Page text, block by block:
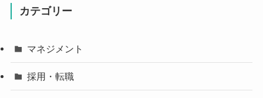
カテゴリー
マネジメント
採用・転職